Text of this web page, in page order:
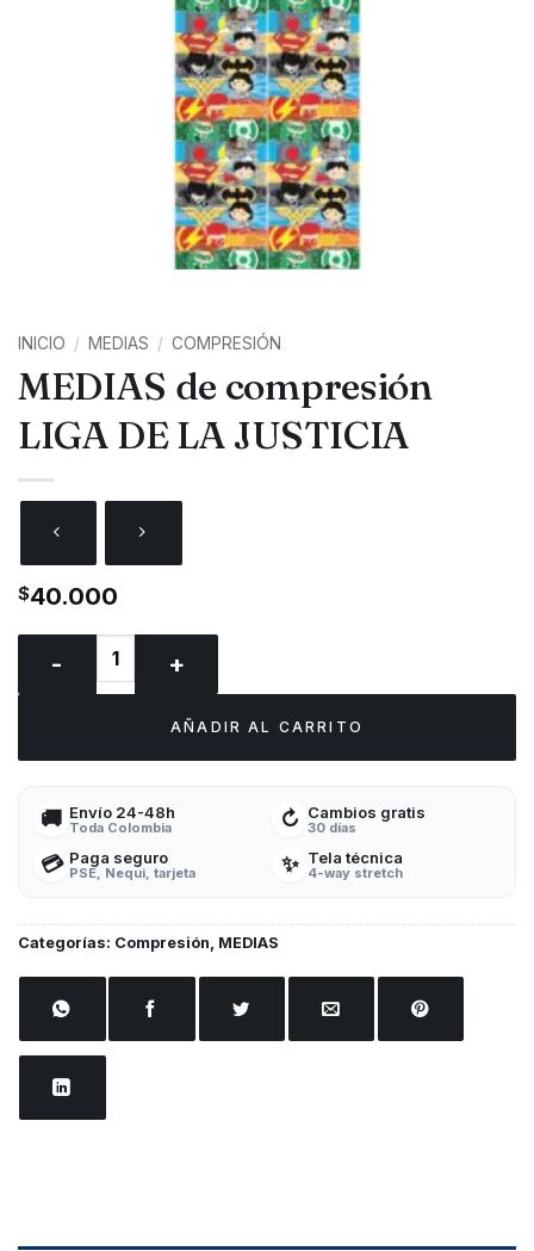
INICIO / MEDIAS / COMPRESIÓN
MEDIAS de compresión
LIGA DE LA JUSTICIA
$40.000
MEDIAS de compresión LIGA DE LA JUSTICIA cantidad
AÑADIR AL CARRITO
🚚 Envío 24-48h
Toda Colombia ↻ Cambios gratis
30 días
💳 Paga seguro
PSE, Nequi, tarjeta ✨ Tela técnica
4-way stretch
Categorías: Compresión, MEDIAS